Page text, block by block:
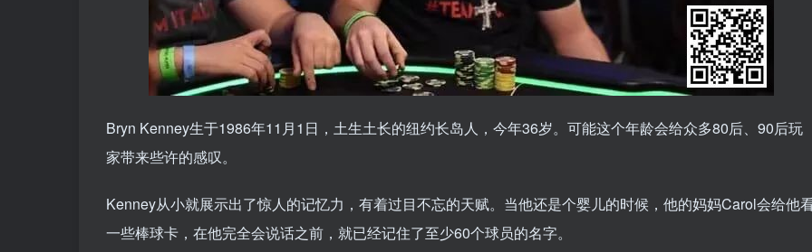
Bryn Kenney生于1986年11月1日，土生土长的纽约长岛人，今年36岁。可能这个年龄会给众多80后、90后玩
家带来些许的感叹。
Kenney从小就展示出了惊人的记忆力，有着过目不忘的天赋。当他还是个婴儿的时候，他的妈妈Carol会给他
一些棒球卡，在他完全会说话之前，就已经记住了至少60个球员的名字。